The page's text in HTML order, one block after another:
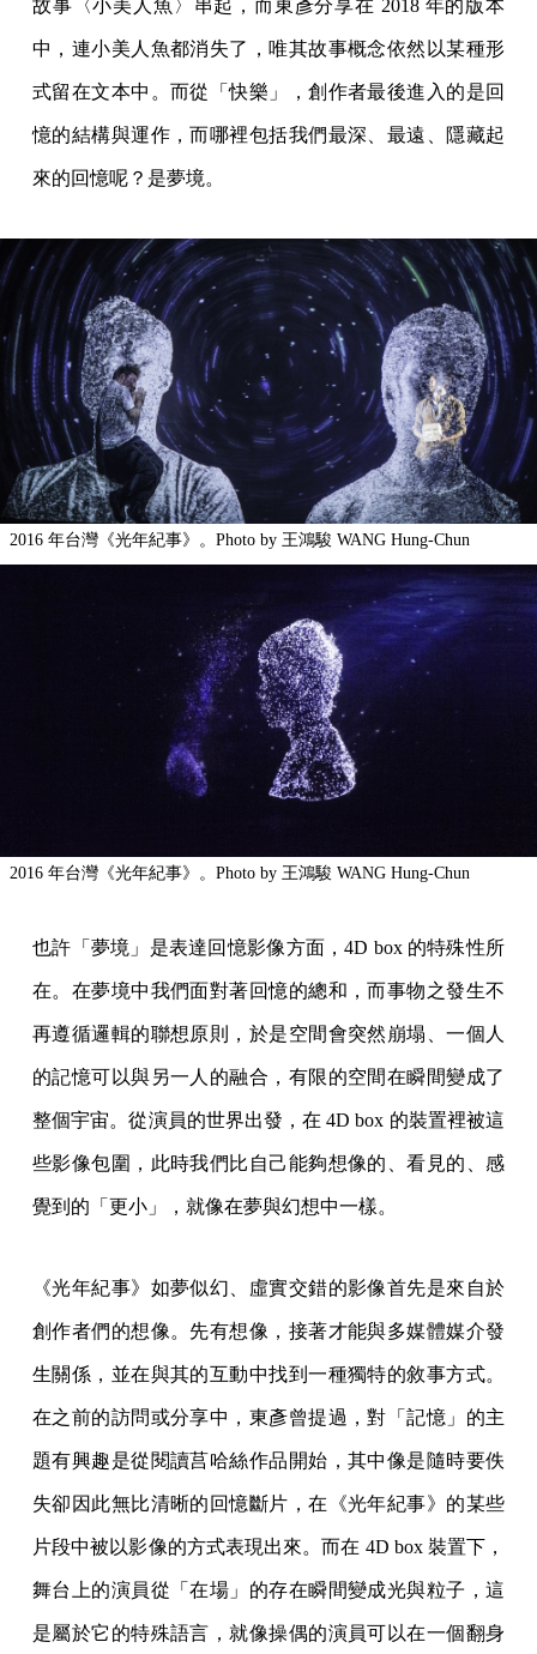
故事〈小美人魚〉串起，而東彥分享在 2018 年的版本
中，連小美人魚都消失了，唯其故事概念依然以某種形
式留在文本中。而從「快樂」，創作者最後進入的是回
憶的結構與運作，而哪裡包括我們最深、最遠、隱藏起
來的回憶呢？是夢境。
2016 年台灣《光年紀事》。Photo by 王鴻駿 WANG Hung-Chun
2016 年台灣《光年紀事》。Photo by 王鴻駿 WANG Hung-Chun
也許「夢境」是表達回憶影像方面，4D box 的特殊性所
在。在夢境中我們面對著回憶的總和，而事物之發生不
再遵循邏輯的聯想原則，於是空間會突然崩塌、一個人
的記憶可以與另一人的融合，有限的空間在瞬間變成了
整個宇宙。從演員的世界出發，在 4D box 的裝置裡被這
些影像包圍，此時我們比自己能夠想像的、看見的、感
覺到的「更小」，就像在夢與幻想中一樣。
《光年紀事》如夢似幻、虛實交錯的影像首先是來自於
創作者們的想像。先有想像，接著才能與多媒體媒介發
生關係，並在與其的互動中找到一種獨特的敘事方式。
在之前的訪問或分享中，東彥曾提過，對「記憶」的主
題有興趣是從閱讀莒哈絲作品開始，其中像是隨時要佚
失卻因此無比清晰的回憶斷片，在《光年紀事》的某些
片段中被以影像的方式表現出來。而在 4D box 裝置下，
舞台上的演員從「在場」的存在瞬間變成光與粒子，這
是屬於它的特殊語言，就像操偶的演員可以在一個翻身